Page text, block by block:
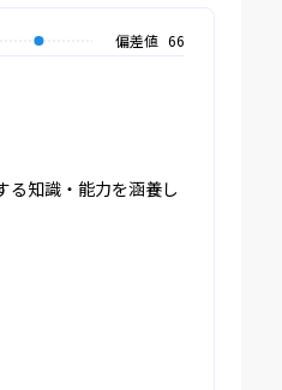
偏差値 66
る知識・能力を涵養し